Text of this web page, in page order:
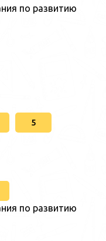
по развитию
5
по развитию